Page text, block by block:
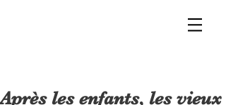
Après les enfants, les vieux